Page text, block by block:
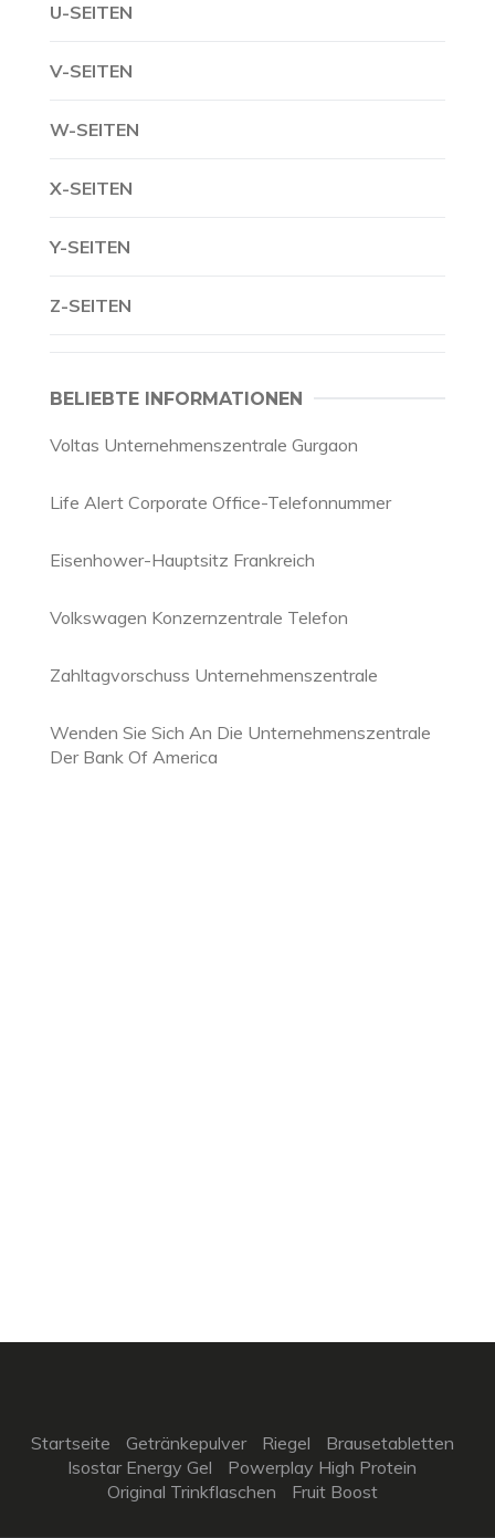
U-SEITEN
V-SEITEN
W-SEITEN
X-SEITEN
Y-SEITEN
Z-SEITEN
BELIEBTE INFORMATIONEN
Voltas Unternehmenszentrale Gurgaon
Life Alert Corporate Office-Telefonnummer
Eisenhower-Hauptsitz Frankreich
Volkswagen Konzernzentrale Telefon
Zahltagvorschuss Unternehmenszentrale
Wenden Sie Sich An Die Unternehmenszentrale
Der Bank Of America
Startseite Getränkepulver Riegel
Brausetabletten
Isostar Energy Gel
Powerplay High Protein
Original Trinkflaschen
Fruit Boost